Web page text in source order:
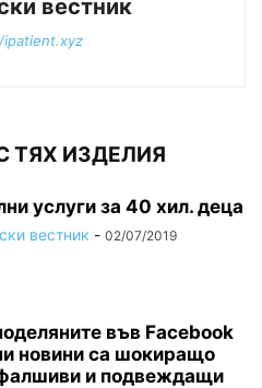
вестник
ТЯХ ИЗДЕЛИЯ
услуги за 40 хил. деца
вестник - 02/07/2019
във Facebook
новини са шокиращо
и подвеждащи